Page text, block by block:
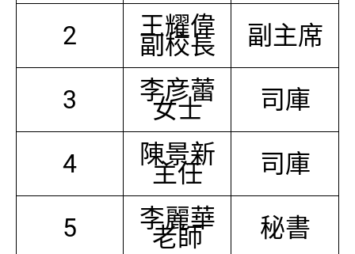
2 王耀偉
副校長 副主席
3 李彦蕾
女士 司庫
4 陳景新
主任 司庫
5 李麗華
老師 秘書